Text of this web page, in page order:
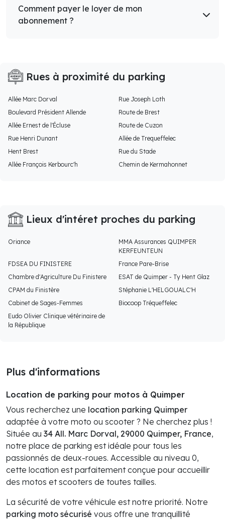
Comment payer le loyer de mon
abonnement ?
Rues à proximité du parking
Allée Marc Dorval
Rue Joseph Loth
Boulevard Président Allende
Route de Brest
Allée Ernest de l'Écluse
Route de Cuzon
Rue Henri Dunant
Allée de Trequeffelec
Hent Brest
Rue du Stade
Allée François Kerbourc'h
Chemin de Kermahonnet
Lieux d'intéret proches du parking
Oriance
MMA Assurances QUIMPER
KERFEUNTEUN
FDSEA DU FINISTERE
France Pare-Brise
Chambre d'Agriculture Du Finistere
ESAT de Quimper - Ty Hent Glaz
CPAM du Finistère
Stéphanie L'HELGOUALC'H
Cabinet de Sages-Femmes
Biocoop Tréqueffelec
Eudo Olivier Clinique vétérinaire de
la République
Plus d'informations
Location de parking pour motos à Quimper
Vous recherchez une location parking Quimper
adaptée à votre moto ou scooter ? Ne cherchez plus !
Située au 34 All. Marc Dorval, 29000 Quimper, France,
notre place de parking est idéale pour tous les
passionnés de deux-roues. Accessible au niveau 0,
cette location est parfaitement conçue pour accueillir
des motos et scooters de toutes tailles.
La sécurité de votre véhicule est notre priorité. Notre
parking moto sécurisé vous offre une tranquillité